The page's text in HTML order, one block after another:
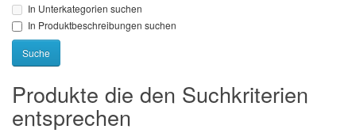
In Unterkategorien suchen
In Produktbeschreibungen suchen
Produkte die den Suchkriterien
entsprechen